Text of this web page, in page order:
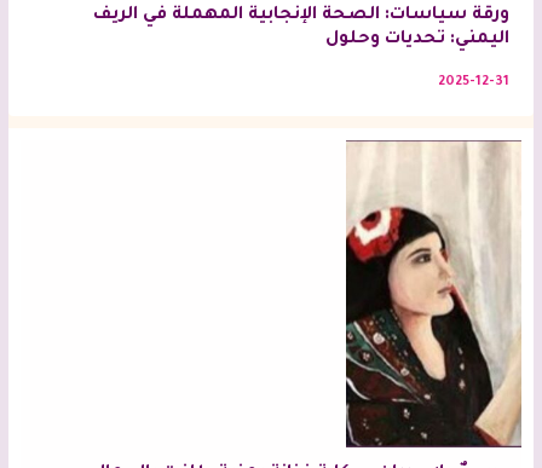
ورقة سياسات: الصحة الإنجابية المهملة في الريف
اليمني: تحديات وحلول
2025-12-31